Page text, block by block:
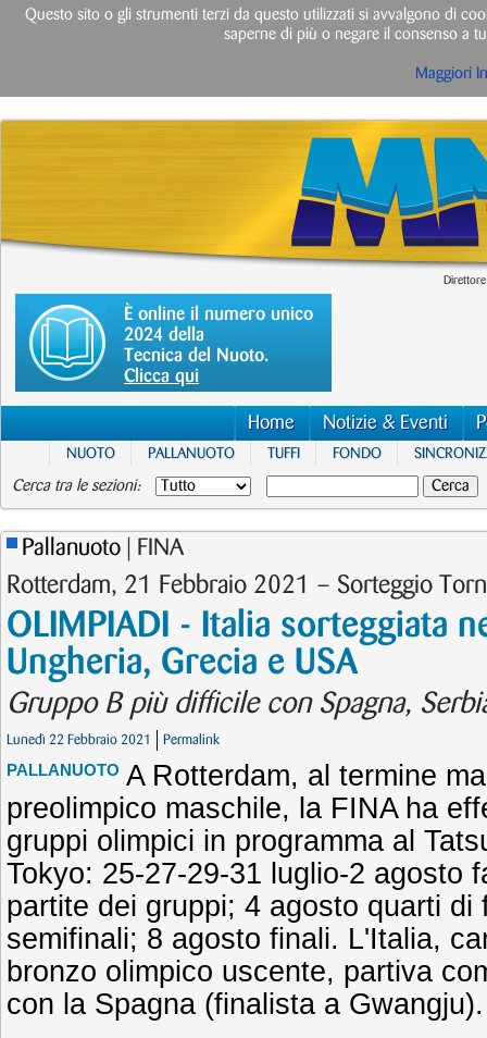
È online il numero unico
2024 della
Tecnica del Nuoto.
Clicca qui
Home Notizie & Eventi
NUOTO PALLANUOTO TUFFI FONDO
Cerca tra le sezioni:
Pallanuoto | FINA
Rotterdam, 21 Febbraio 2021 – Sorteggio
OLIMPIADI - Italia sorteggiata
Ungheria, Grecia e USA
Gruppo B più difficile con Spagna,
Lunedì 22 Febbraio 2021 Permalink
PALLANUOTO A Rotterdam, al termine
preolimpico maschile, la FINA ha
gruppi olimpici in programma al
Tokyo: 25-27-29-31 luglio-2 agosto
partite dei gruppi; 4 agosto quarti di
semifinali; 8 agosto finali. L'Italia,
bronzo olimpico uscente, partiva
con la Spagna (finalista a Gwangju).
Questo sito o gli strumenti terzi da questo utilizzati si avvalgono di
saperne di più o negare il consenso a
Maggiori